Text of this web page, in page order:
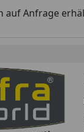
auf Anfrage